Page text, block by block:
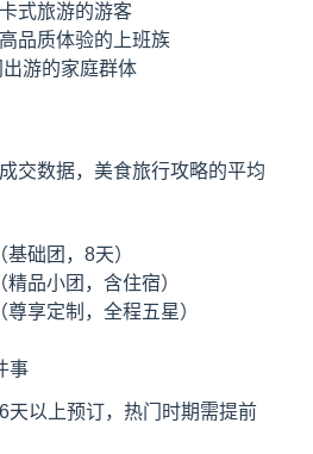
式旅游的游客
品质体验的上班族
游的家庭群体
交数据，美食旅行攻略的平均
础团，8天）
精品小团，含住宿）
尊享定制，全程五星）
事
天以上预订，热门时期需提前